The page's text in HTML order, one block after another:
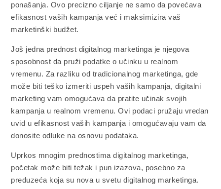
ponašanja. Ovo precizno ciljanje ne samo da povećava
efikasnost vaših kampanja već i maksimizira vaš
marketinški budžet.
Još jedna prednost digitalnog marketinga je njegova
sposobnost da pruži podatke o učinku u realnom
vremenu. Za razliku od tradicionalnog marketinga, gde
može biti teško izmeriti uspeh vaših kampanja, digitalni
marketing vam omogućava da pratite učinak svojih
kampanja u realnom vremenu. Ovi podaci pružaju vredan
uvid u efikasnost vaših kampanja i omogućavaju vam da
donosite odluke na osnovu podataka.
Uprkos mnogim prednostima digitalnog marketinga,
početak može biti težak i pun izazova, posebno za
preduzeća koja su nova u svetu digitalnog marketinga.